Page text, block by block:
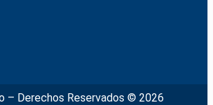
– Derechos Reservados © 2026